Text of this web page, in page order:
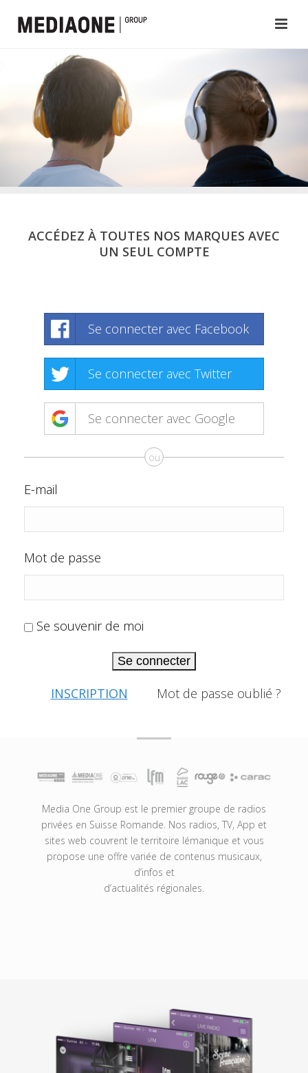
ACCÉDEZ À TOUTES NOS MARQUES AVEC
UN SEUL COMPTE
Se connecter avec Facebook
Se connecter avec Twitter
Se connecter avec Google
ou
E-mail
Mot de passe
Se souvenir de moi
Se connecter
INSCRIPTION Mot de passe oublié ?
Media One Group est le premier groupe de radios
privées en Suisse Romande. Nos radios, TV, App et
sites web couvrent le territoire lémanique et vous
propose une offre variée de contenus musicaux,
d’infos et
d’actualités régionales.